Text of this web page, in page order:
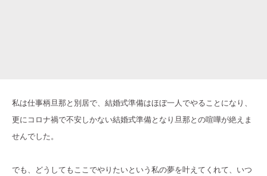
私は仕事柄旦那と別居で、結婚式準備はほぼ一人でやることになり、
更にコロナ禍で不安しかない結婚式準備となり旦那との喧嘩が絶えま
せんでした。
でも、どうしてもここでやりたいという私の夢を叶えてくれて、いつ